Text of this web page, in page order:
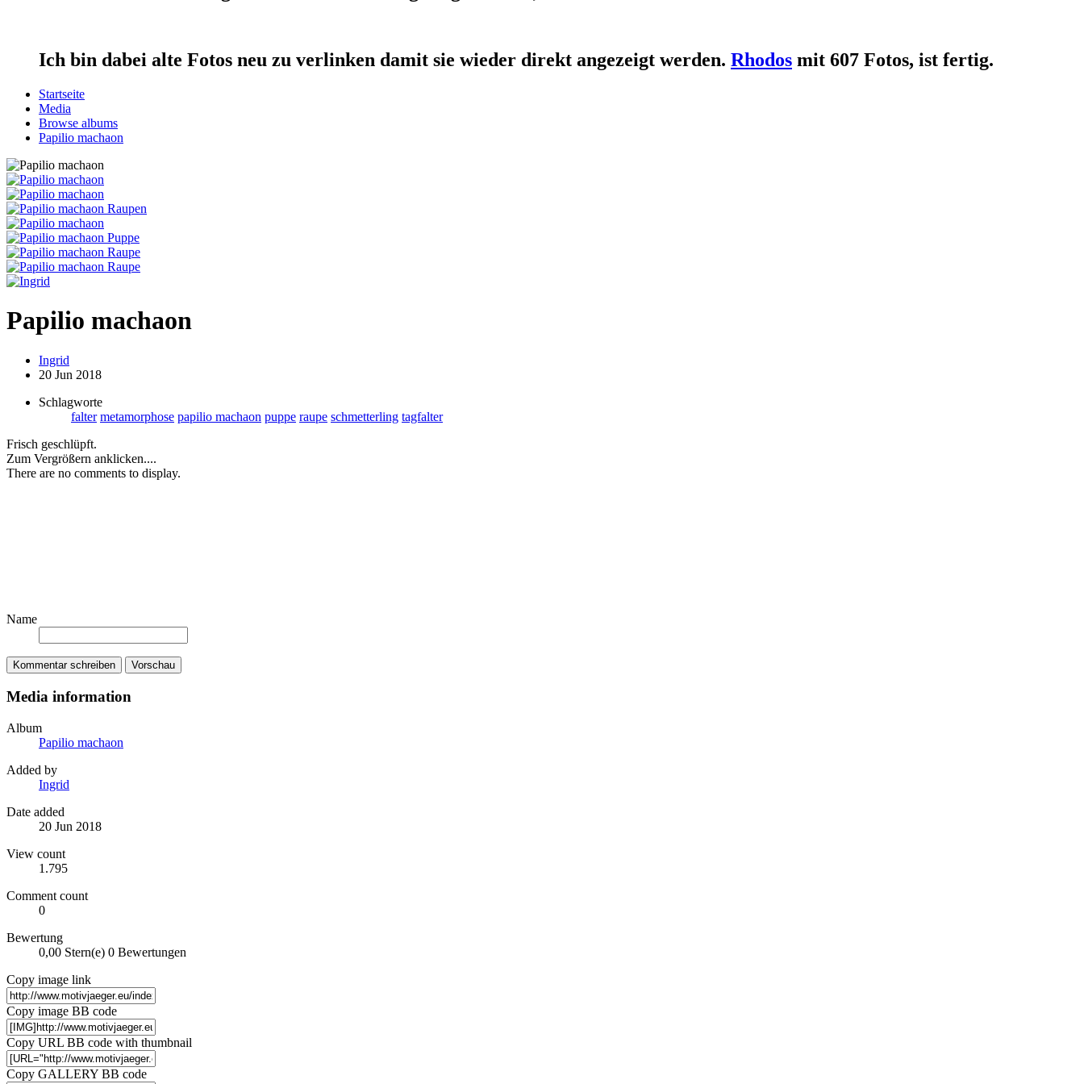
Ich bin dabei alte Fotos neu zu verlinken damit sie wieder direkt angezeigt werden. Rhodos mit 607 Fotos, ist fertig.
Startseite
Media
Browse albums
Papilio machaon
Papilio machaon
Ingrid
20 Jun 2018
Schlagworte
falter metamorphose papilio machaon puppe raupe schmetterling tagfalter
Frisch geschlüpft.
Zum Vergrößern anklicken....
There are no comments to display.
Name
Kommentar schreiben Vorschau
Media information
Album
Papilio machaon
Added by
Ingrid
Date added
20 Jun 2018
View count
1.795
Comment count
0
Bewertung
0,00 Stern(e) 0 Bewertungen
Copy image link
Copy image BB code
Copy URL BB code with thumbnail
Copy GALLERY BB code